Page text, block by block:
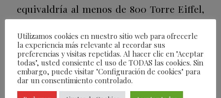
equivaldría al menos de 800 Torre Eiffel,
Leer más
08/06/2021 / 1 COMENTARIO /
Utilizamos cookies en nuestro sitio web para ofrecerle
la experiencia más relevante al recordar sus
preferencias y visitas repetidas. Al hacer clic en "Aceptar
todas", usted consiente el uso de TODAS las cookies. Sin
embargo, puede visitar "Configuración de cookies" para
dar un consentimiento controlado.